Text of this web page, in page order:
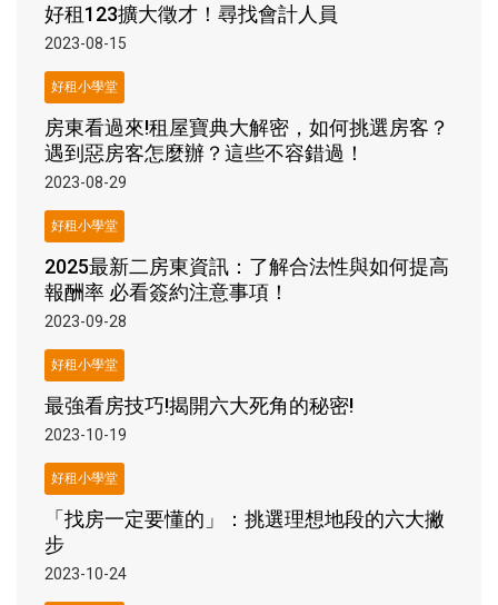
好租123擴大徵才！尋找會計人員
2023-08-15
好租小學堂
房東看過來!租屋寶典大解密，如何挑選房客？
遇到惡房客怎麼辦？這些不容錯過！
2023-08-29
好租小學堂
2025最新二房東資訊：了解合法性與如何提高
報酬率 必看簽約注意事項！
2023-09-28
好租小學堂
最強看房技巧!揭開六大死角的秘密!
2023-10-19
好租小學堂
「找房一定要懂的」：挑選理想地段的六大撇
步
2023-10-24